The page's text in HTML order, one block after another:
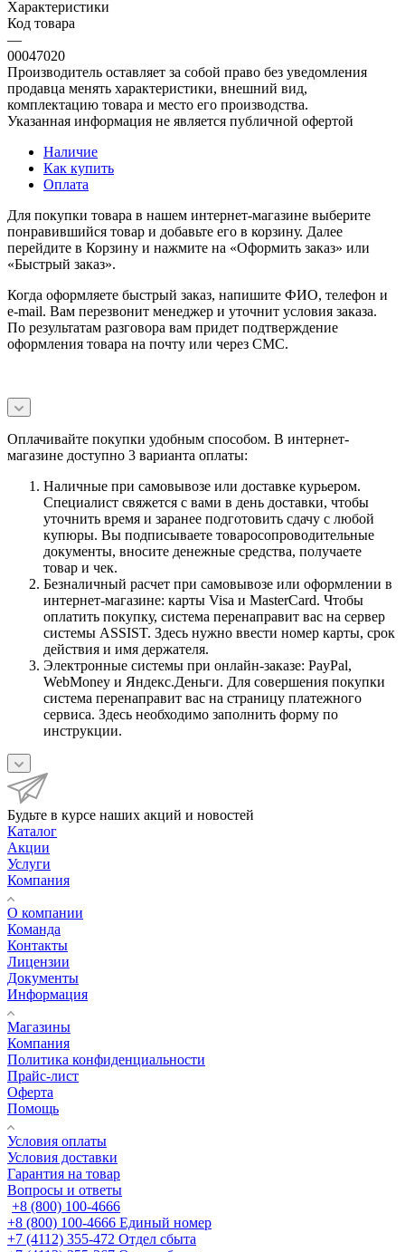
Характеристики
Код товара
—
00047020
Производитель оставляет за собой право без уведомления
продавца менять характеристики, внешний вид,
комплектацию товара и место его производства.
Указанная информация не является публичной офертой
Наличие
Как купить
Оплата
Для покупки товара в нашем интернет-магазине выберите
понравившийся товар и добавьте его в корзину. Далее
перейдите в Корзину и нажмите на «Оформить заказ» или
«Быстрый заказ».
Когда оформляете быстрый заказ, напишите ФИО, телефон и
e-mail. Вам перезвонит менеджер и уточнит условия заказа.
По результатам разговора вам придет подтверждение
оформления товара на почту или через СМС.
Оплачивайте покупки удобным способом. В интернет-
магазине доступно 3 варианта оплаты:
Наличные при самовывозе или доставке курьером.
Специалист свяжется с вами в день доставки, чтобы
уточнить время и заранее подготовить сдачу с любой
купюры. Вы подписываете товаросопроводительные
документы, вносите денежные средства, получаете
товар и чек.
Безналичный расчет при самовывозе или оформлении в
интернет-магазине: карты Visa и MasterCard. Чтобы
оплатить покупку, система перенаправит вас на сервер
системы ASSIST. Здесь нужно ввести номер карты, срок
действия и имя держателя.
Электронные системы при онлайн-заказе: PayPal,
WebMoney и Яндекс.Деньги. Для совершения покупки
система перенаправит вас на страницу платежного
сервиса. Здесь необходимо заполнить форму по
инструкции.
Будьте в курсе наших акций и новостей
Каталог
Акции
Услуги
Компания
О компании
Команда
Контакты
Лицензии
Документы
Информация
Магазины
Компания
Политика конфиденциальности
Прайс-лист
Оферта
Помощь
Условия оплаты
Условия доставки
Гарантия на товар
Вопросы и ответы
+8 (800) 100-4666
+8 (800) 100-4666 Единый номер
+7 (4112) 355-472 Отдел сбыта